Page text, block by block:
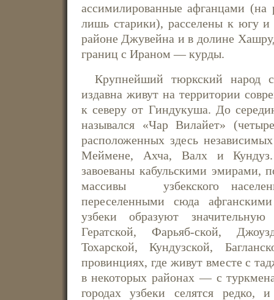
ассимилированные афганцами (на
лишь старики), расселены к югу и
районе Джувейна и в долине
границ с Ираном — курды.
Крупнейший тюркский
издавна живут на территории
к северу от Гиндукуша. До
назывался «Чар Вилайет»
расположенных здесь
Меймене, Ахча, Валх и
завоеваны кабульскими эмирами,
массивы узбекского
переселенными сюда
узбеки образуют
Гератской, Фарьяб-ской,
Тохарской, Кундузской,
провинциях, где живут вместе с
в некоторых районах — с
городах узбеки селятся редко,